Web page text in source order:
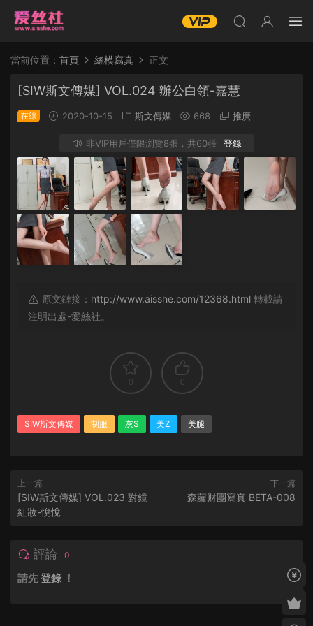
當前位置： 首頁 絲模寫真 正文
[SIW斯文傳媒] VOL.024 辦公白領-嘉慧
在線 2020-10-15 斯文傳媒 668 推廣
非VIP用戶僅限浏覽8張，共60張 登錄
原文鏈接： http://www.aisshe.com/12368.html 轉載請
注明出處-愛絲社。
0 0
SIW斯文傳媒 制服 灰S 美Z 美腿
上一篇
[SIW斯文傳媒] VOL.023 對鏡
紅妝-悅悅
下一篇
森蘿财團寫真 BETA-008
評論 0
請先登錄 ！